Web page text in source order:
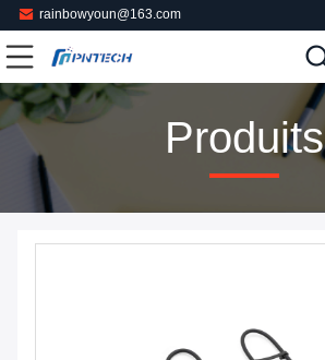
rainbowyoun@163.com
Produits